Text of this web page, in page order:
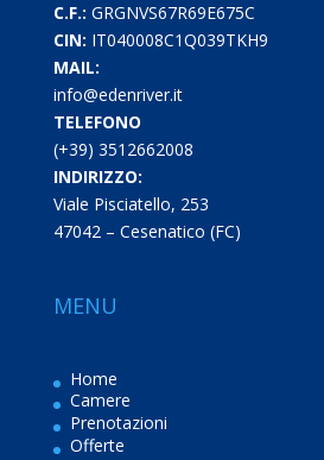
C.F.: GRGNVS67R69E675C
CIN: IT040008C1Q039TKH9
MAIL:
info@edenriver.it
TELEFONO
(+39) 3512662008
INDIRIZZO:
Viale Pisciatello, 253
47042 – Cesenatico (FC)
MENU
Home
Camere
Prenotazioni
Offerte